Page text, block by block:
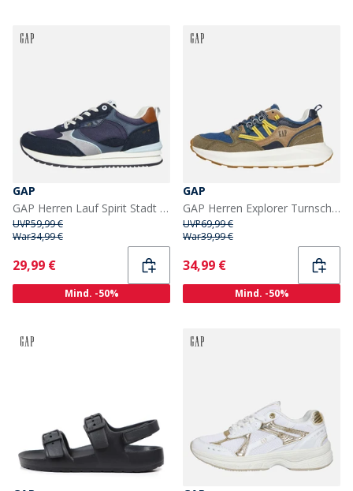
GAP
GAP Herren Lauf Spirit Stadt Turnschuhe Navy
UVP59,99 €
War34,99 €
Current
29,99 €
Mind. -50%
GAP
GAP Herren Explorer Turnschuhe Denim Blue
UVP69,99 €
War39,99 €
Current
34,99 €
Mind. -50%